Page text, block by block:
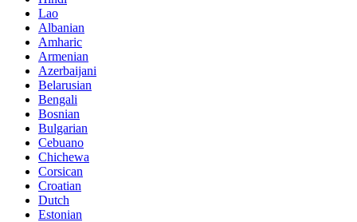
Lao
Albanian
Amharic
Armenian
Azerbaijani
Belarusian
Bengali
Bosnian
Bulgarian
Cebuano
Chichewa
Corsican
Croatian
Dutch
Estonian